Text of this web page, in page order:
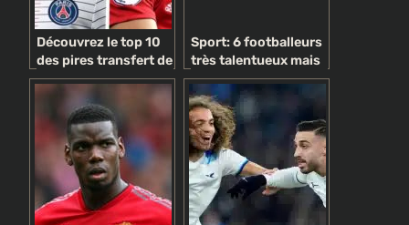
Découvrez le top 10
des pires transfert de
la décennie.
Sport: 6 footballeurs
très talentueux mais
paresseux sur le
terrain (photos)